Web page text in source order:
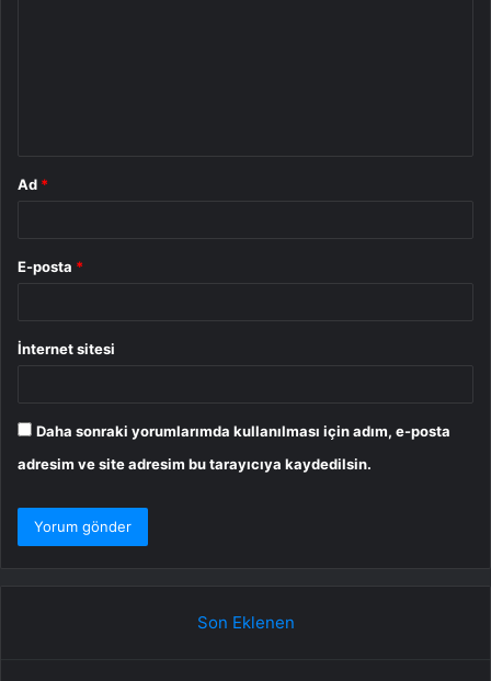
Ad *
E-posta *
İnternet sitesi
Daha sonraki yorumlarımda kullanılması için adım, e-posta
adresim ve site adresim bu tarayıcıya kaydedilsin.
Son Eklenen